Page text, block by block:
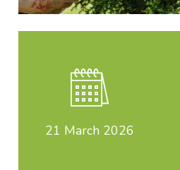
21 March 2026